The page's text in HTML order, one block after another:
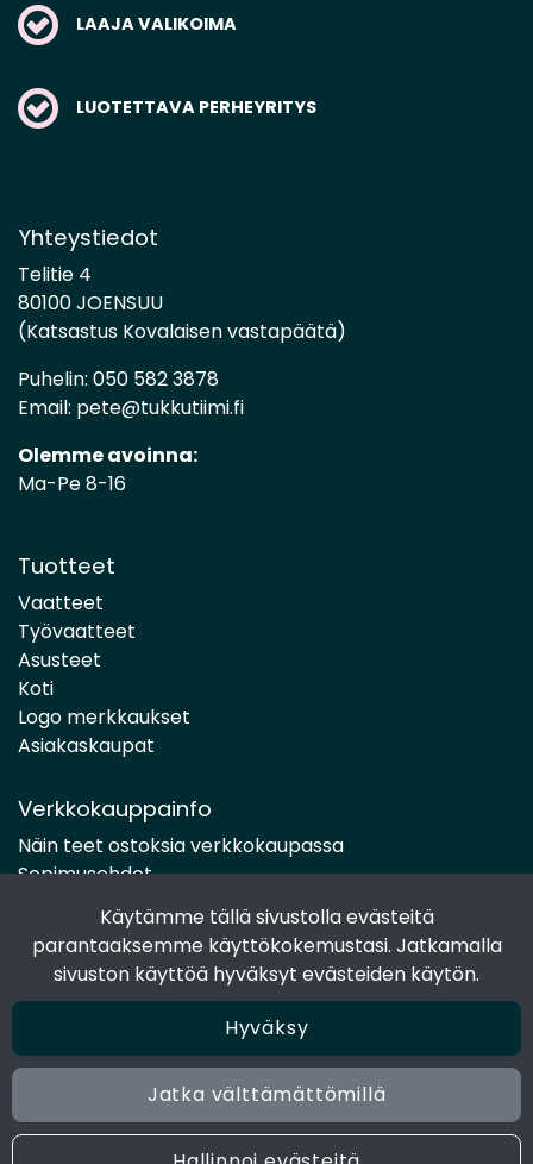
Käytämme tällä sivustolla evästeitä
parantaaksemme käyttökokemustasi. Jatkamalla
sivuston käyttöä hyväksyt evästeiden käytön.
Hyväksy
Jatka välttämättömillä
LAAJA VALIKOIMA
LUOTETTAVA PERHEYRITYS
Yhteystiedot
Telitie 4
80100 JOENSUU
(Katsastus Kovalaisen vastapäätä)
Puhelin: 050 582 3878
Email: pete@tukkutiimi.fi
Olemme avoinna:
Ma-Pe 8-16
Tuotteet
Vaatteet
Työvaatteet
Asusteet
Koti
Logo merkkaukset
Asiakaskaupat
Verkkokauppainfo
Näin teet ostoksia verkkokaupassa
Sopimusehdot
Toimitustavat
Maksutavat
Tietosuojaseloste
Seuraa sosiaalisessa mediassa
Facebook
Instagram